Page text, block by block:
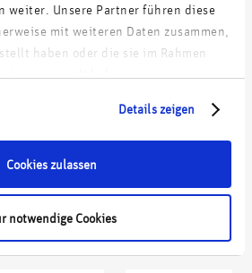
weiter. Unsere Partner führen diese
mit weiteren Daten zusammen,
haben oder die sie im Rahmen
gesammelt haben.
Details zeigen
Cookies zulassen
notwendige Cookies
Roadmap für einen
eines global agierenden Ad-